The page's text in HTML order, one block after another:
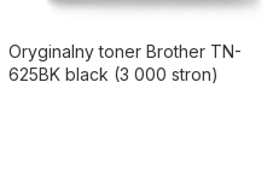
Oryginalny toner Brother TN-
625BK black (3 000 stron)